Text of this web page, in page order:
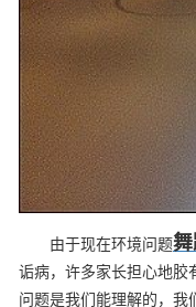
由于现在环境问题
诟病，许多家长担心地胶
问题是我们能理解的，我